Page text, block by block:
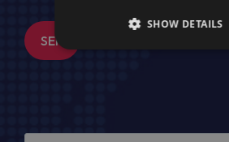
SENDEN
SHOW DETAILS